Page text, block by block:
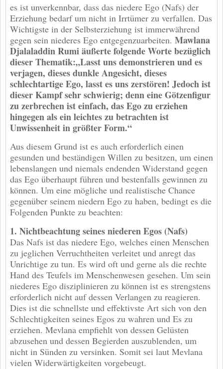
es ist unverkennbar, dass das niedere Ego (Nafs) der
Erziehung bedarf um nicht in Irrtümer zu verfallen. Das
Wichtigste in der Selbsterziehung ist immerwährend
gegen sein niederes Ego entgegenzuarbeiten. Mawlana
Djalaladdin Rumi äußerte folgende Worte bezüglich
dieser Thematik:„Lasst uns demonstrieren und es
verjagen, dieses dunkle Angesicht, dieses
schlechtartige Ego, lasst es uns zerstören! Jedoch ist
dieser Kampf sehr schwierig; denn eine Götzenfigur
zu zerbrechen ist einfach, das Ego zu erziehen
hingegen als ein leichtes zu betrachten ist
Unwissenheit in größter Form.“
Aus diesem Grund ist es auch erforderlich einen
gesunden und beständigen Willen zu besitzen, um einen
lebenslangen und niemals endenden Widerstand gegen
das Ego überhaupt führen und bestenfalls gewinnen zu
können. Um eine mögliche und realistische Chance
gegenüber seinem niedern Ego zu haben, bedingt es die
Folgenden Punkte zu beachten:
1. Nichtbeachtung seines niederen Egos (Nafs)
Das Nafs ist das niedere Ego, welches einen Menschen
zu jeglichen Verruchtheiten verleitet und anregt das
Unrichtige zu tun. Es wird oft und gerne als die rechte
Hand des Teufels im Menschenwesen gesehen. Um sein
niederes Ego disziplinieren zu können ist es strengstens
erforderlich nicht auf dessen Verlangen zu reagieren.
Dies ist die schnellste und effektivste Art sich von den
Schlechtigkeiten seines Egos zu wahren und Es zu
erziehen. Mevlana empfiehlt von dessen Gelüsten
abzusehen und dessen Begierden auszublenden, um
nicht in Sünden zu versinken. Somit sei laut Mevlana
vielen Widerwärtigkeiten vorgebeugt.